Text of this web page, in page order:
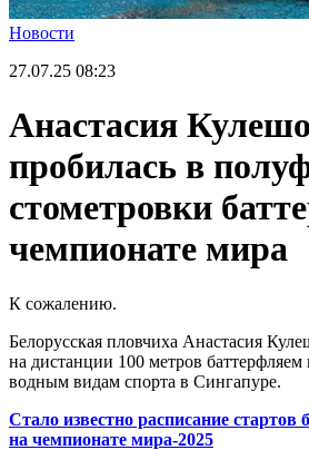
Новости
27.07.25 08:23
Анастасия
пробилась в
стометровки
чемпионате мира
К сожалению.
Белорусская пловчиха Анастасия
на дистанции 100 метров
водным видам спорта в Сингапуре.
Стало известно расписание стартов
на чемпионате мира-2025